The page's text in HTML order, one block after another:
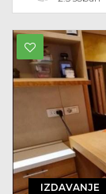
IZDAVANJE